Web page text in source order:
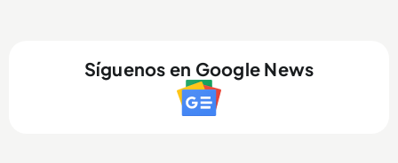
Síguenos en Google News